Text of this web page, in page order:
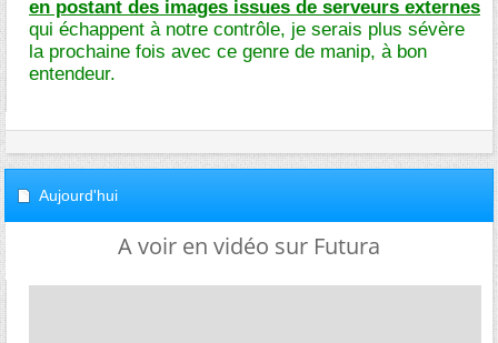
en postant des images issues de serveurs externes
qui échappent à notre contrôle, je serais plus sévère
la prochaine fois avec ce genre de manip, à bon
entendeur.
Aujourd'hui
A voir en vidéo sur Futura